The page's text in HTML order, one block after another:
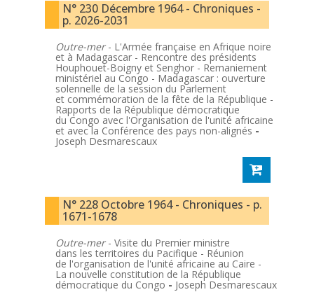
N° 230 Décembre 1964 - Chroniques -
p. 2026-2031
Outre-mer- L'Armée française en Afrique noire
et à Madagascar - Rencontre des présidents
Houphouet-Boigny et Senghor - Remaniement
ministériel au Congo - Madagascar : ouverture
solennelle de la session du Parlement
et commémoration de la fête de la République -
Rapports de la République démocratique
du Congo avec l'Organisation de l'unité africaine
et avec la Conférence des pays non-alignés -
Joseph Desmarescaux
N° 228 Octobre 1964 - Chroniques - p.
1671-1678
Outre-mer- Visite du Premier ministre
dans les territoires du Pacifique - Réunion
de l'organisation de l'unité africaine au Caire -
La nouvelle constitution de la République
démocratique du Congo - Joseph Desmarescaux